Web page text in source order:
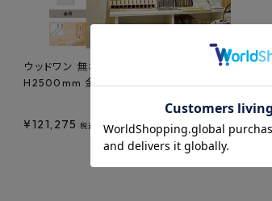
ウッドワン 無垢の木のパーテーション 1スパン
H2500mm 金具ホワイト色 PWPK251-W
¥121,275 税込